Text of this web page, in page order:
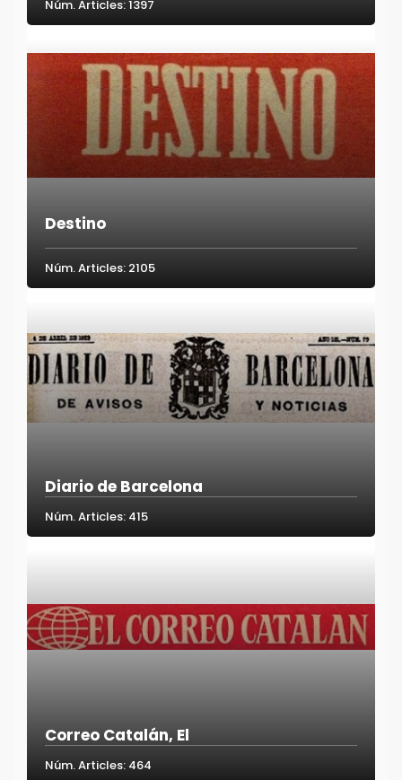
Núm. Articles: 1397
Destino
Núm. Articles: 2105
Diario de Barcelona
Núm. Articles: 415
Correo Catalán, El
Núm. Articles: 464